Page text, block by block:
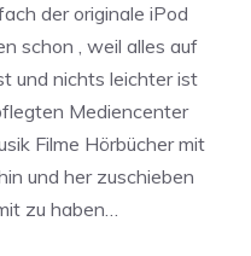
der originale iPod
schon , weil alles auf
und nichts leichter ist
Mediencenter
Filme Hörbücher mit
und her zuschieben
zu haben…